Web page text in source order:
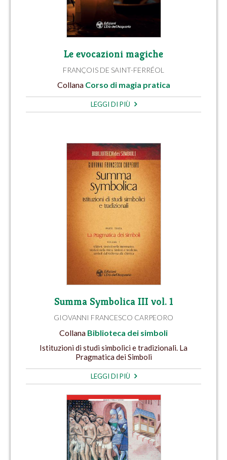
Le evocazioni magiche
FRANÇOIS DE SAINT-FERRÉOL
Collana Corso di magia pratica
LEGGI DI PIÙ
Summa Symbolica III vol. 1
GIOVANNI FRANCESCO CARPEORO
Collana Biblioteca dei simboli
Istituzioni di studi simbolici e tradizionali. La
Pragmatica dei Simboli
LEGGI DI PIÙ